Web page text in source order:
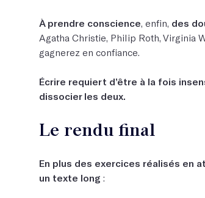
À prendre conscience, enfin, des
Agatha Christie, Philip Roth, Virginia
gagnerez en confiance.
Écrire requiert d’être à la fois
dissocier les deux.
Le rendu final
En plus des exercices réalisés en
un texte long :